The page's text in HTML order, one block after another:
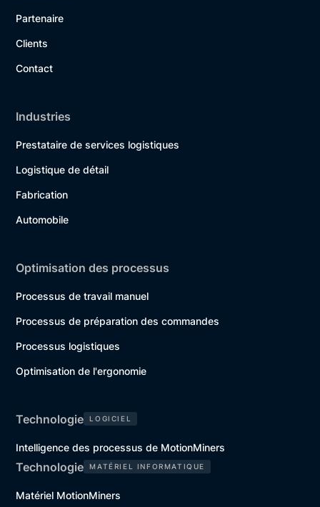
Partenaire
Clients
Contact
Industries
Prestataire de services logistiques
Logistique de détail
Fabrication
Automobile
Optimisation des processus
Processus de travail manuel
Processus de préparation des commandes
Processus logistiques
Optimisation de l'ergonomie
Technologie LOGICIEL
Intelligence des processus de MotionMiners
Technologie MATÉRIEL INFORMATIQUE
Matériel MotionMiners